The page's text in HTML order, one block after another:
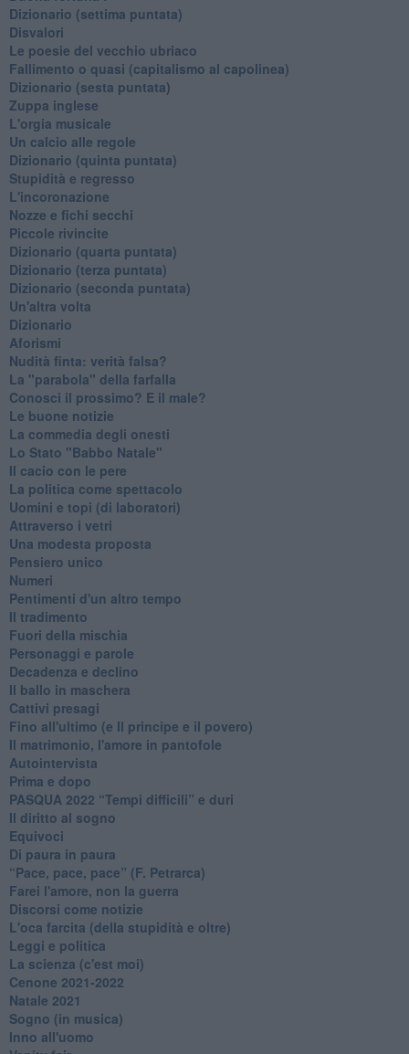
​Dizionario (settima puntata)
Disvalori
Le poesie del vecchio ubriaco
Fallimento o quasi (capitalismo al capolinea)
Dizionario (sesta puntata)
Zuppa inglese
L'orgia musicale
Un calcio alle regole
Dizionario (quinta puntata)
Stupidità e regresso
L'incoronazione
Nozze e fichi secchi
Piccole rivincite
​Dizionario (quarta puntata)
​Dizionario (terza puntata)
​Dizionario (seconda puntata)
Un'altra volta
Dizionario
Aforismi
Nudità finta: verità falsa?
La "parabola" della farfalla
Conosci il prossimo? E il male?
Le buone notizie
La commedia degli onesti
Lo Stato "Babbo Natale"
Il cacio con le pere
La politica come spettacolo
Uomini e topi (di laboratori)
Attraverso i vetri
Una modesta proposta
Pensiero unico
Numeri
Pentimenti d'un altro tempo
Il tradimento
Fuori della mischia
Personaggi e parole
Decadenza e declino
Il ballo in maschera
Cattivi presagi
Fino all'ultimo (e Il principe e il povero)
Il matrimonio, l'amore in pantofole
Autointervista
Prima e dopo
​PASQUA 2022 “Tempi difficili” e duri
Il diritto al sogno
Equivoci
Di paura in paura
​“Pace, pace, pace” (F. Petrarca)
Farei l'amore, non la guerra
Discorsi come notizie
L'oca farcita (della stupidità e oltre)
Leggi e politica
La scienza (c'est moi)
Cenone 2021-2022
Natale 2021
Sogno (in musica)
Inno all'uomo